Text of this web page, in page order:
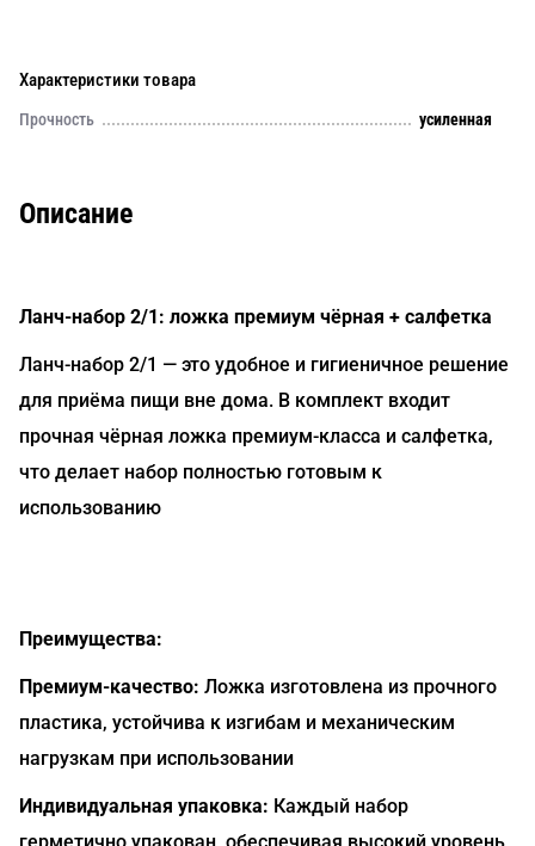
Характеристики товара
Прочность усиленная
Описание
Ланч-набор 2/1: ложка премиум чёрная + салфетка
Ланч-набор 2/1 — это удобное и гигиеничное решение
для приёма пищи вне дома. В комплект входит
прочная чёрная ложка премиум-класса и салфетка,
что делает набор полностью готовым к
использованию
Преимущества:
Премиум-качество: Ложка изготовлена из прочного
пластика, устойчива к изгибам и механическим
нагрузкам при использовании
Индивидуальная упаковка: Каждый набор